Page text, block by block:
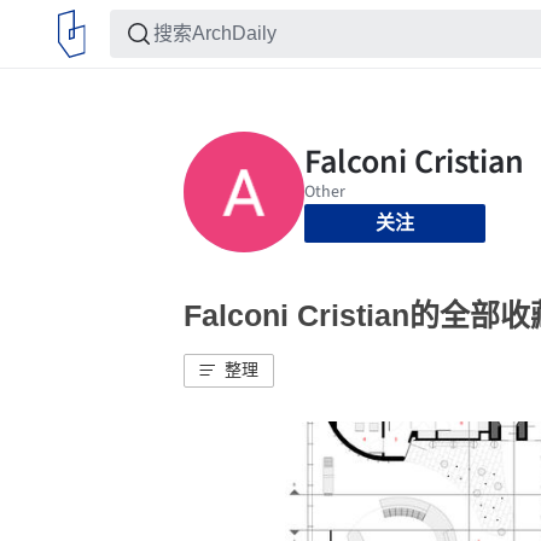
关注
Falconi Cristian的全部收
整理